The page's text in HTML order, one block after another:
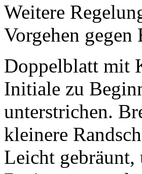
Weitere
Vorgehen gegen
Doppelblatt mit
Initiale zu
unterstrichen.
kleinere
Leicht